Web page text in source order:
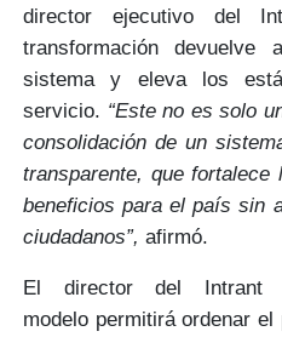
director ejecutivo del
transformación
sistemay eleva los
servicio. “Este no es solo
consolidación de un
transparente, que
beneficios para el país sin
ciudadanos”, afirmó.
El director del
modelopermitirá ordenar el